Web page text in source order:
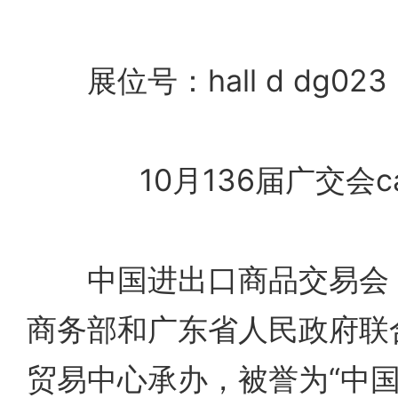
展位号：hall d dg023
10月136届广交会
中国进出口商品交易会
商务部和广东省人民政府
贸易中心承办，被誉为“中